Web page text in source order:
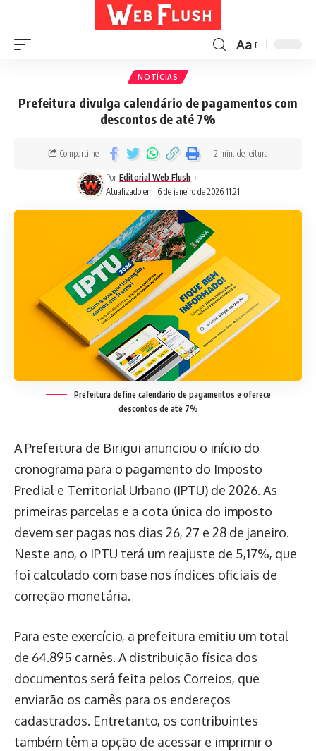
Aa
NOTÍCIAS
Prefeitura divulga calendário de pagamentos com
descontos de até 7%
Atualizado em: 6 de janeiro de 2026 11:21
Por Editorial Web Flush
Compartilhe 2 min. de leitura
Prefeitura define calendário de pagamentos e oferece
descontos de até 7%
A Prefeitura de Birigui anunciou o início do
cronograma para o pagamento do Imposto
Predial e Territorial Urbano (IPTU) de 2026. As
primeiras parcelas e a cota única do imposto
devem ser pagas nos dias 26, 27 e 28 de janeiro.
Neste ano, o IPTU terá um reajuste de 5,17%, que
foi calculado com base nos índices oficiais de
correção monetária.
Para este exercício, a prefeitura emitiu um total
de 64.895 carnês. A distribuição física dos
documentos será feita pelos Correios, que
enviarão os carnês para os endereços
cadastrados. Entretanto, os contribuintes
também têm a opção de acessar e imprimir o